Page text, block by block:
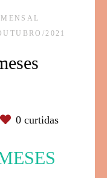
2021
0 curtidas